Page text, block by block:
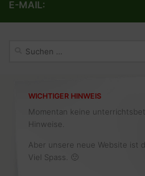
E-MAIL:
WICHTIGER HINWEIS
Momentan keine
Hinweise.
Aber unsere neue Website ist
Viel Spass. 🙂